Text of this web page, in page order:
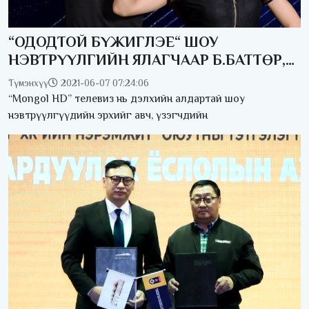
“ОДОДТОЙ БҮЖИГЛЭЕ“ ШОУ
НЭВТРҮҮЛГИЙН ЯЛАГЧААР Б.БАТТӨР,
Б.ХАЛИУН НАР ТОДОРЛОО
Түмэнхүү 2021-06-07 07:24:06
“Mongol HD” телевиз нь дэлхийн алдартай шоу
нэвтрүүлгүүдийн эрхийг авч, үзэгчдийн